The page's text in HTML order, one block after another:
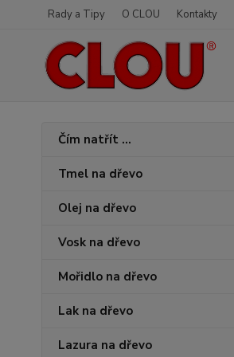
Rady a Tipy O CLOU Kontakty
Čím natřít ...
Tmel na dřevo
Olej na dřevo
Vosk na dřevo
Mořidlo na dřevo
Lak na dřevo
Lazura na dřevo